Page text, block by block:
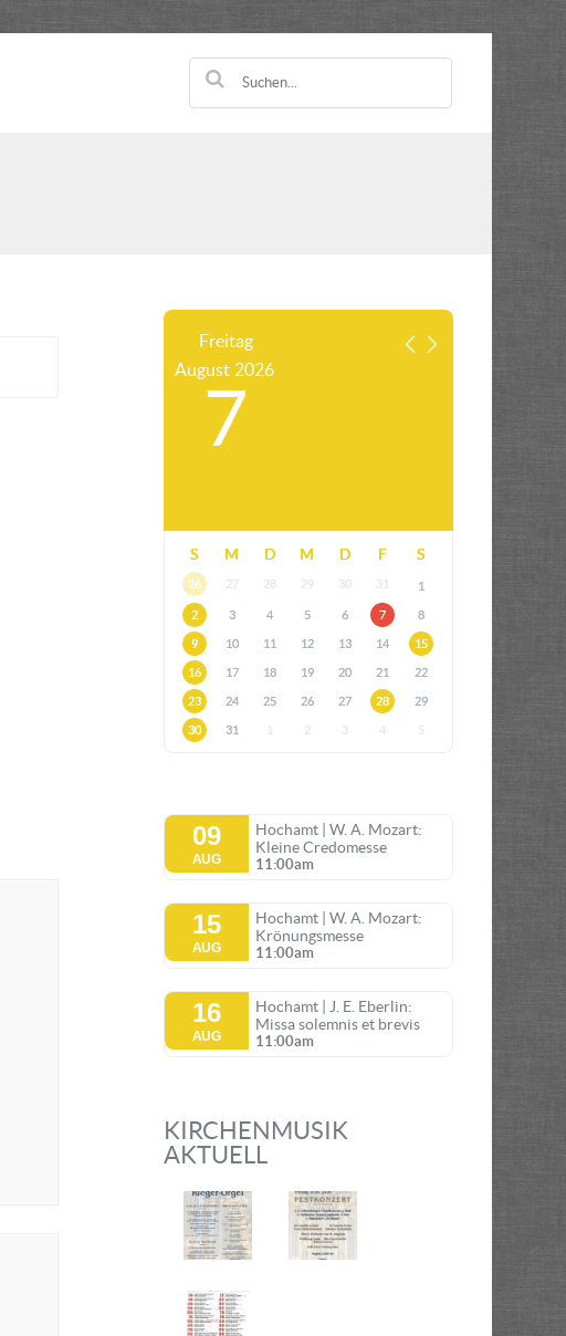
Freitag
August 2026
7
S M D M D F S
26 27 28 29 30 31 1
2 3 4 5 6 7 8
9 10 11 12 13 14 15
16 17 18 19 20 21 22
23 24 25 26 27 28 29
30 31 1 2 3 4 5
09
AUG
Hochamt | W. A. Mozart:
Kleine Credomesse
11:00am
15
AUG
Hochamt | W. A. Mozart:
Krönungsmesse
11:00am
16
AUG
Hochamt | J. E. Eberlin:
Missa solemnis et brevis
11:00am
KIRCHENMUSIK
AKTUELL